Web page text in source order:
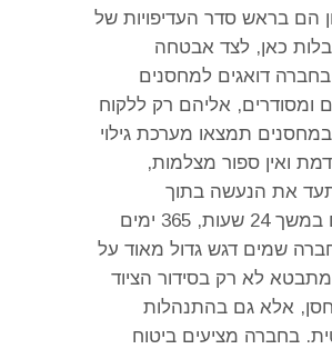
הם בראש סדר העדיפויות של
כאן, לצד אבטחה
בחברה דואגים למחסנים
ומסודרים, אליהם רק ללקוח
במחסנים תמצאו מערכת גילוי
ואין ספור מצלמות,
את הנעשה בתוך
במשך24 שעות, 365
ימים
שמים דגש גדול מאוד על
מתבטא לא רק בסידור הציוד
, אלא גם בהתנהלות
. בחברה מציעים ביטוח